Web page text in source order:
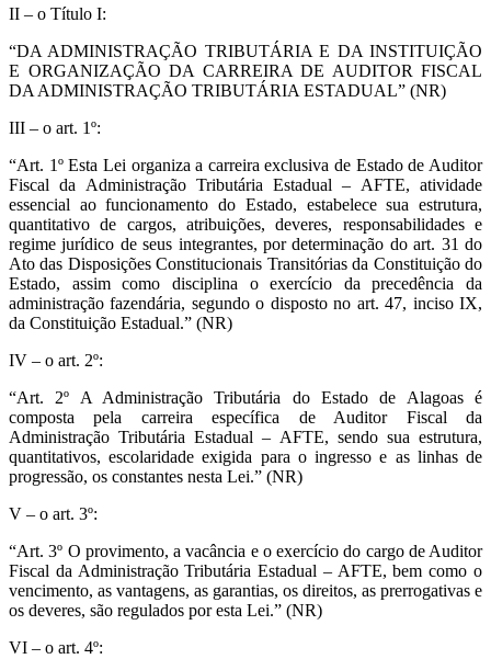
II – o Título I:
“DA ADMINISTRAÇÃO TRIBUTÁRIA E DA INSTITUIÇÃO
E ORGANIZAÇÃO DA CARREIRA DE AUDITOR FISCAL
DA ADMINISTRAÇÃO TRIBUTÁRIA ESTADUAL” (NR)
III – o art. 1º:
“Art. 1º Esta Lei organiza a carreira exclusiva de Estado de Auditor
Fiscal da Administração Tributária Estadual – AFTE, atividade
essencial ao funcionamento do Estado, estabelece sua estrutura,
quantitativo de cargos, atribuições, deveres, responsabilidades e
regime jurídico de seus integrantes, por determinação do art. 31 do
Ato das Disposições Constitucionais Transitórias da Constituição do
Estado, assim como disciplina o exercício da precedência da
administração fazendária, segundo o disposto no art. 47, inciso IX,
da Constituição Estadual.” (NR)
IV – o art. 2º:
“Art. 2º A Administração Tributária do Estado de Alagoas é
composta pela carreira específica de Auditor Fiscal da
Administração Tributária Estadual – AFTE, sendo sua estrutura,
quantitativos, escolaridade exigida para o ingresso e as linhas de
progressão, os constantes nesta Lei.” (NR)
V – o art. 3º:
“Art. 3º O provimento, a vacância e o exercício do cargo de Auditor
Fiscal da Administração Tributária Estadual – AFTE, bem como o
vencimento, as vantagens, as garantias, os direitos, as prerrogativas e
os deveres, são regulados por esta Lei.” (NR)
VI – o art. 4º: